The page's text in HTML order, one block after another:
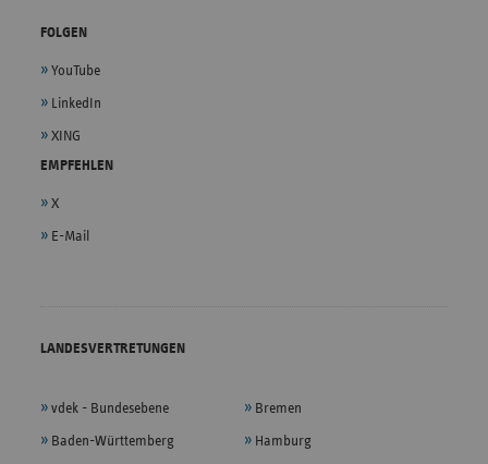
FOLGEN
YouTube
LinkedIn
XING
EMPFEHLEN
X
E-Mail
LANDESVERTRETUNGEN
vdek - Bundesebene
Baden-Württemberg
Bremen
Hamburg